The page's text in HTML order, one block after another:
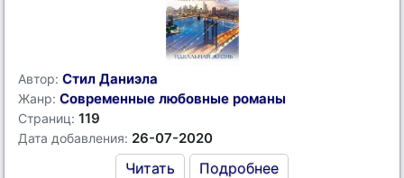
Автор: Стил Даниэла
Жанр: Современные любовные романы
Страниц: 119
Дата добавления: 26-07-2020
Читать Подробнее